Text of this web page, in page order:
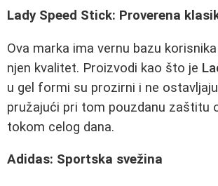
Lady Speed Stick: Proverena
Ova marka ima vernu bazu
njen kvalitet. Proizvodi kao što je
u gel formi su prozirni i ne
pružajući pri tom pouzdanu zaštitu
tokom celog dana.
Adidas: Sportska svežina